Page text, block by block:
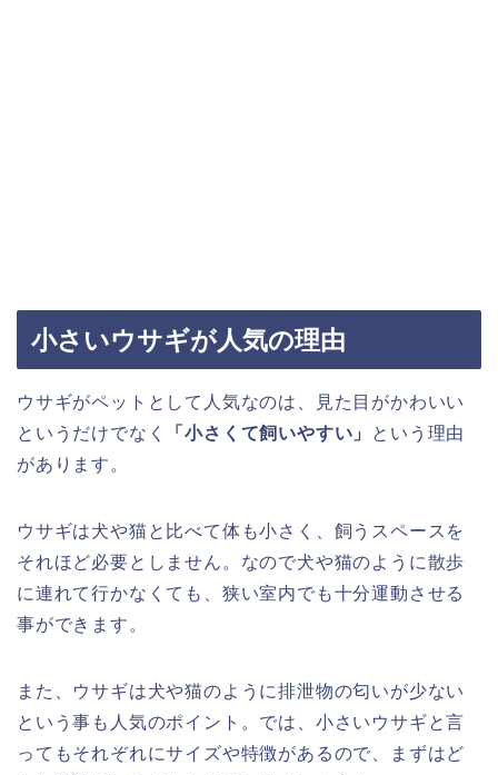
小さいウサギが人気の理由
ウサギがペットとして人気なのは、見た目がかわいい
というだけでなく
「小さくて飼いやすい」
という理由
があります。
ウサギは犬や猫と比べて体も小さく、飼うスペースを
それほど必要としません。なので犬や猫のように散歩
に連れて行かなくても、狭い室内でも十分運動させる
事ができます。
また、ウサギは犬や猫のように排泄物の匂いが少ない
という事も人気のポイント。では、小さいウサギと言
ってもそれぞれにサイズや特徴があるので、まずはど